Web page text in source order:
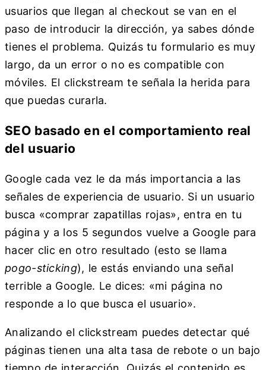
usuarios que llegan al checkout se van en el
paso de introducir la dirección, ya sabes dónde
tienes el problema. Quizás tu formulario es muy
largo, da un error o no es compatible con
móviles. El clickstream te señala la herida para
que puedas curarla.
SEO basado en el comportamiento real
del usuario
Google cada vez le da más importancia a las
señales de experiencia de usuario. Si un usuario
busca «comprar zapatillas rojas», entra en tu
página y a los 5 segundos vuelve a Google para
hacer clic en otro resultado (esto se llama
pogo-sticking), le estás enviando una señal
terrible a Google. Le dices: «mi página no
responde a lo que busca el usuario».
Analizando el clickstream puedes detectar qué
páginas tienen una alta tasa de rebote o un bajo